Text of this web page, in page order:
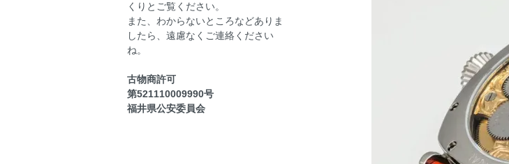
くりとご覧ください。
また、わからないところなどありま
したら、遠慮なくご連絡ください
ね。
古物商許可
第521110009990号
福井県公安委員会